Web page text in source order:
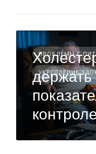
ПРОБЛЕМЫ С
УКРЕПЛЕНИЕ